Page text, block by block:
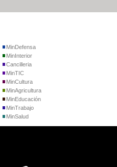
MinDefensa
MinInterior
Cancilleria
MinTIC
MinCultura
MinAgricultura
MinEducación
MinTrabajo
MinSalud